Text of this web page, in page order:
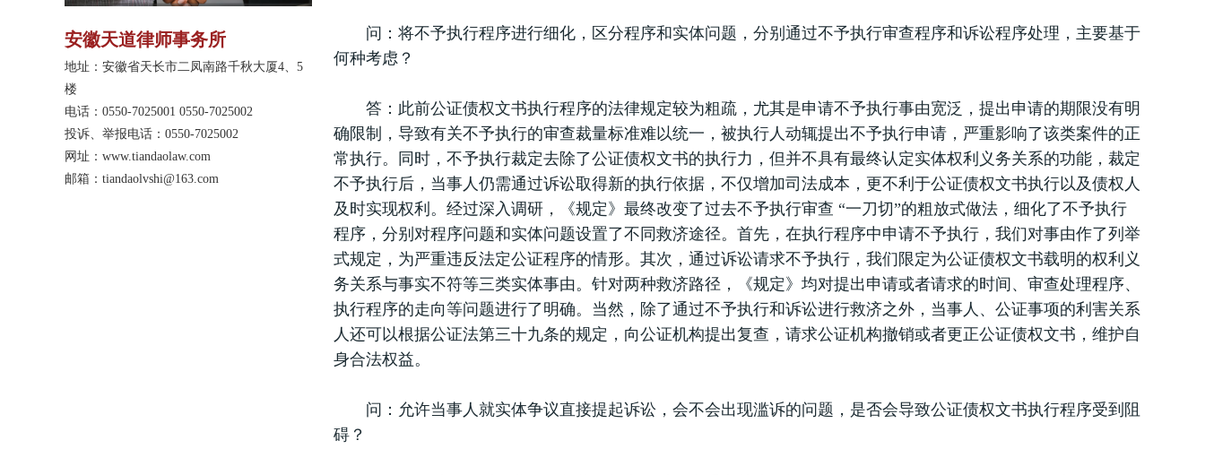
纷、票据纠纷、公示催告
积累了一定的办案经验和
技巧。电话：
安徽天道律师事务所
地址：安徽省天长市二凤南路千秋大厦4、5
楼
电话：0550-7025001 0550-7025002
投诉、举报电话：0550-7025002
网址： www.tiandaolaw.com
邮箱：tiandaolvshi@163.com
问：将不予执行程序进行细化，区分程序和实体问题，分别通过不予执行审查程序和诉讼程序处理，主要基于
何种考虑？
答：此前公证债权文书执行程序的法律规定较为粗疏，尤其是申请不予执行事由宽泛，提出申请的期限没有明
确限制，导致有关不予执行的审查裁量标准难以统一，被执行人动辄提出不予执行申请，严重影响了该类案件的正
常执行。同时，不予执行裁定去除了公证债权文书的执行力，但并不具有最终认定实体权利义务关系的功能，裁定
不予执行后，当事人仍需通过诉讼取得新的执行依据，不仅增加司法成本，更不利于公证债权文书执行以及债权人
及时实现权利。经过深入调研，《规定》最终改变了过去不予执行审查 “一刀切”的粗放式做法，细化了不予执行
程序，分别对程序问题和实体问题设置了不同救济途径。首先，在执行程序中申请不予执行，我们对事由作了列举
式规定，为严重违反法定公证程序的情形。其次，通过诉讼请求不予执行，我们限定为公证债权文书载明的权利义
务关系与事实不符等三类实体事由。针对两种救济路径，《规定》均对提出申请或者请求的时间、审查处理程序、
执行程序的走向等问题进行了明确。当然，除了通过不予执行和诉讼进行救济之外，当事人、公证事项的利害关系
人还可以根据公证法第三十九条的规定，向公证机构提出复查，请求公证机构撤销或者更正公证债权文书，维护自
身合法权益。
问：允许当事人就实体争议直接提起诉讼，会不会出现滥诉的问题，是否会导致公证债权文书执行程序受到阻
碍？